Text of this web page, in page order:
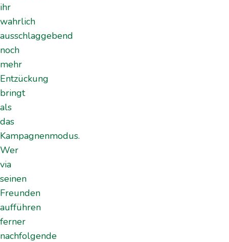
ihr
wahrlich
ausschlaggebend
noch
mehr
Entzückung
bringt
als
das
Kampagnenmodus.
Wer
via
seinen
Freunden
aufführen
ferner
nachfolgende